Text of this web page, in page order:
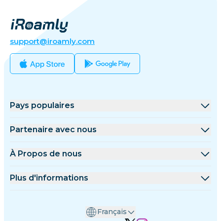
support@iroamly.com
Pays populaires
États-Unis
Turquie
France
Partenaire avec nous
Plateforme de gros
À Propos de nous
À Propos de iRoamly
Plus d'informations
Calculateur de données Français